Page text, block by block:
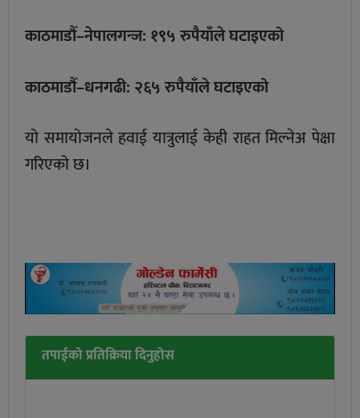
काठमाडौँ–नेपालगन्ज: १९५ रुपैयाँले घटाइएको
काठमाडौँ–धनगढी: २६५ रुपैयाँले घटाइएको
यो समायोजनले हवाई यात्रुलाई केही राहत मिल्नेअ पेक्षा
गरिएको छ।
तपाईको प्रतिक्रिया दिनुहोस